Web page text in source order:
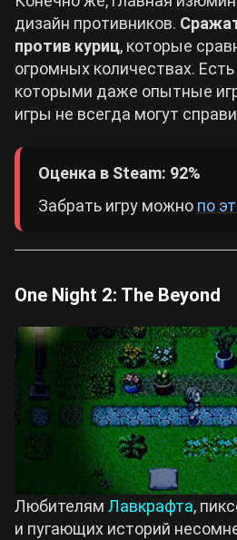
дизайн противников.
против куриц, которые
огромных количествах.
которыми даже опытные
игры не всегда могут
Оценка в Steam: 92%
Забрать игру можно по
One Night 2: The Beyond
Любителям Лавкрафта,
и пугающих историй